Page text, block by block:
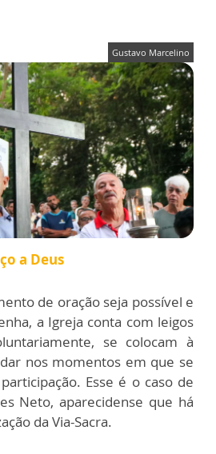
Gustavo Marcelino
a Deus
de oração seja possível e
a Igreja conta com leigos
se colocam à
nos momentos em que se
Esse é o caso de
Neto, aparecidense que há
da Via-Sacra.